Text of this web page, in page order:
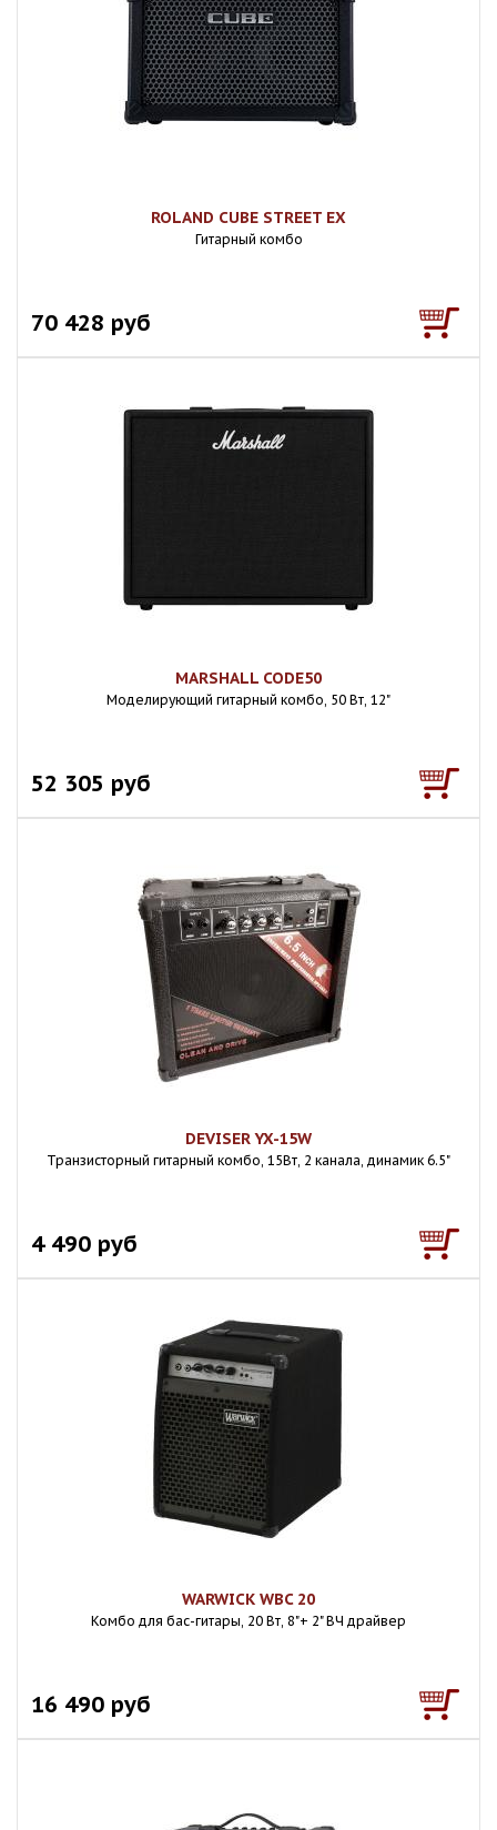
ROLAND CUBE STREET EX
Гитарный комбо
70 428 руб
MARSHALL CODE50
Моделирующий гитарный комбо, 50 Вт, 12"
52 305 руб
DEVISER YX-15W
Транзисторный гитарный комбо, 15Вт, 2 канала, динамик 6.5"
4 490 руб
WARWICK WBC 20
Комбо для бас-гитары, 20 Вт, 8"+ 2" ВЧ драйвер
16 490 руб